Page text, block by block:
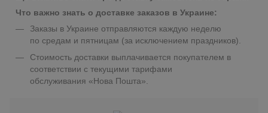
Что важно знать о доставке заказов в Украине:
Заказы в Украине отправляются каждую неделю
по средам и пятницам (за исключением праздников).
Стоимость доставки выплачивается покупателем в
соответствии с текущими тарифами
обслуживания «Нова Пошта».